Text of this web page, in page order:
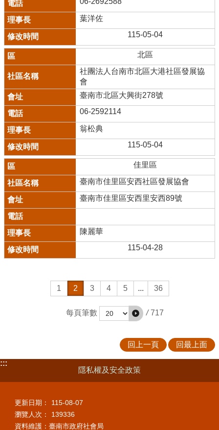
葉洋佐
115-05-04
北區
社團法人台南市北區大港社區發展協
會
臺南市北區大興街278號
06-2592114
翁松典
115-05-04
佳里區
臺南市佳里區安西社區發展協會
臺南市佳里區安西里安西89號
陳麗華
115-04-28
1 2 3 4 5 ... 36
每頁筆數 / 717
回上一頁 回最上面
:::
隱私權及安全政策
更新日期：
115-08-07
瀏覽人次：
139336
資料維護：臺南市政府社會局